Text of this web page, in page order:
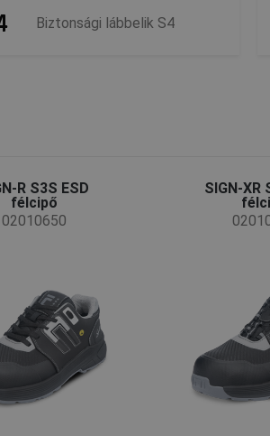
Biztonsági lábbelik S4
R S3S ESD
félcipő
02010650
SIGN-XR